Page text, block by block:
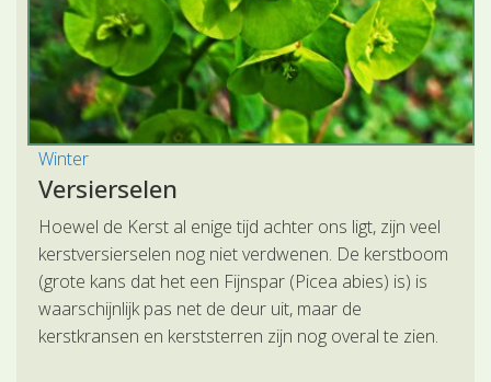
Winter
Versierselen
Hoewel de Kerst al enige tijd achter ons ligt, zijn veel
kerstversierselen nog niet verdwenen. De kerstboom
(grote kans dat het een Fijnspar (Picea abies) is) is
waarschijnlijk pas net de deur uit, maar de
kerstkransen en kerststerren zijn nog overal te zien.